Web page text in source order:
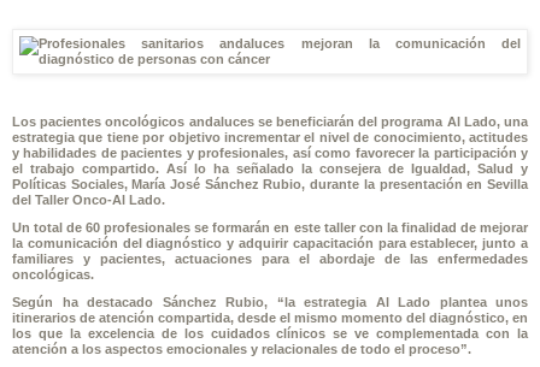
Los pacientes oncológicos andaluces se beneficiarán del programa Al Lado, una
estrategia que tiene por objetivo incrementar el nivel de conocimiento, actitudes
y habilidades de pacientes y profesionales, así como favorecer la participación y
el trabajo compartido. Así lo ha señalado la consejera de Igualdad, Salud y
Políticas Sociales, María José Sánchez Rubio, durante la presentación en Sevilla
del Taller Onco-Al Lado.
Un total de 60 profesionales se formarán en este taller con la finalidad de mejorar
la comunicación del diagnóstico y adquirir capacitación para establecer, junto a
familiares y pacientes, actuaciones para el abordaje de las enfermedades
oncológicas.
Según ha destacado Sánchez Rubio, “la estrategia Al Lado plantea unos
itinerarios de atención compartida, desde el mismo momento del diagnóstico, en
los que la excelencia de los cuidados clínicos se ve complementada con la
atención a los aspectos emocionales y relacionales de todo el proceso”.